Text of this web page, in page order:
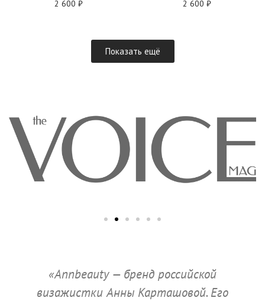
2 600 ₽ 2 600 ₽
Показать ещё
«Annbeauty — бренд российской
визажистки Анны Карташовой. Его